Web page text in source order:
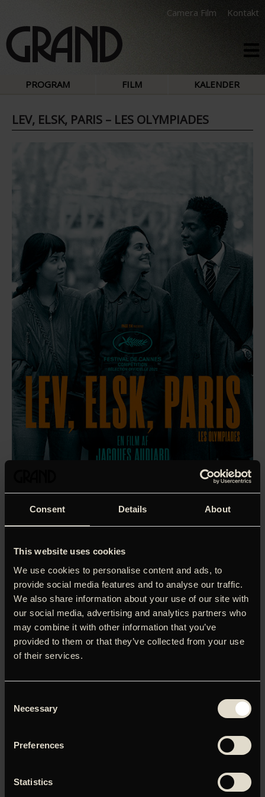
Consent Details About
This website uses cookies
We use cookies to personalise content and ads, to
provide social media features and to analyse our traffic.
We also share information about your use of our site with
our social media, advertising and analytics partners who
may combine it with other information that you’ve
provided to them or that they’ve collected from your use
of their services.
Selection
Necessary
Preferences
Statistics
Camera Film Kontakt
PROGRAM FILM KALENDER
LEV, ELSK, PARIS – LES OLYMPIADES
’En virkelig smuk, sprød og sexet film om kærlighed og
‘Lev, elsk, Paris’ udspiller sig i det 13. arrondissement, som
bl.a. er der, hvor Paris’ Chinatown befinder sig. Det er med
kvarterets etniske kludetæppe som baggrund, at
mesterinstruktøren Jacques Audiard (’Profeten’, ’Smagen af
rust og ben’) udfolder sin historie – med sit vanlige skarpe
blik for livet på samfundets underside. Filmen er baseret
på Adrian Tomines graphic novel-samling ‘Killing And Dying’
og zoomer ind på tre unge menneskers kærligheds- og
sexliv i Paris. Émilie (Lucie Zhang) og Camille (Makita
’Portræt af en kvinde i flammer’) fascineres af en live cam-
pige, som hun selv forveksles med. Undervejs flettes
indramning.